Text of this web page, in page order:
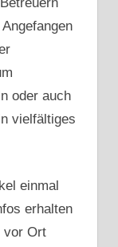
oder auch
vielfältiges
einmal
erhalten
vor Ort